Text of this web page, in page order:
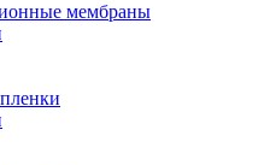
мембраны